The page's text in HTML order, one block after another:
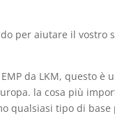
per aiutare il vostro
da LKM, questo
la cosa più
qualsiasi tipo di